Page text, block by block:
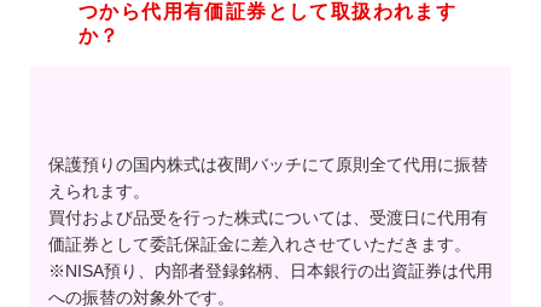
つから代用有価証券として取扱われます
か？
保護預りの国内株式は夜間バッチにて原則全て代用に振替
えられます。
買付および品受を行った株式については、受渡日に代用有
価証券として委託保証金に差入れさせていただきます。
※NISA預り、内部者登録銘柄、日本銀行の出資証券は代用
への振替の対象外です。